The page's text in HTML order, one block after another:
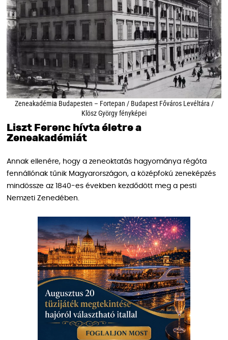
Zeneakadémia Budapesten – Fortepan / Budapest Főváros Levéltára /
Klösz György fényképei
Liszt Ferenc hívta életre a
Zeneakadémiát
Annak ellenére, hogy a zeneoktatás hagyománya régóta
fennállónak tűnik Magyarországon, a középfokú zeneképzés
mindössze az 1840-es években kezdődött meg a pesti
Nemzeti Zenedében.